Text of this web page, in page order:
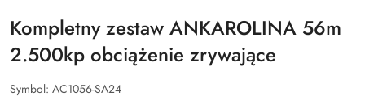
Kompletny zestaw ANKAROLINA 56m
2.500kp obciążenie zrywające
Symbol: AC1056-SA24